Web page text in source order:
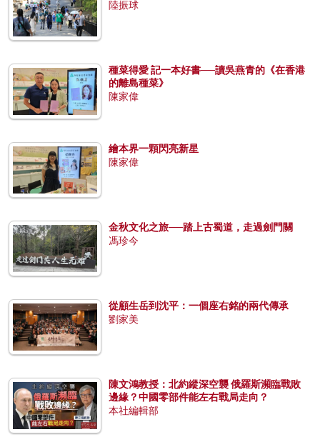
陸振球
種菜得愛 記一本好書──讀吳燕青的《在香港
的離島種菜》
陳家偉
繪本界一顆閃亮新星
陳家偉
金秋文化之旅──踏上古蜀道，走過劍門關
馮珍今
從顧生岳到沈平：一個座右銘的兩代傳承
劉家美
陳文鴻教授：北約縱深空襲 俄羅斯瀕臨戰敗
邊緣？中國零部件能左右戰局走向？
本社編輯部